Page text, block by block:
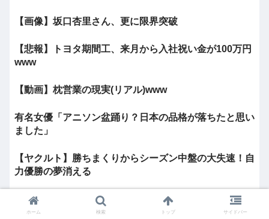
【画像】坂口杏里さん、更に限界突破
【悲報】トヨタ期間工、来月から入社祝い金が100万円
www
【動画】枕営業の現実(リアル)www
有名女優「アニソン盆踊り？日本の品格が落ちたと思い
ました」
【ヤクルト】勝ちまくりからシーズン中盤の大失速！自
力優勝の夢消える
【動画】増えるわかめを食べて腹が膨らむ女、なんかエ
口いホーム 検索 トップ サイドバー